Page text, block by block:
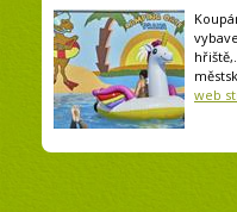
web